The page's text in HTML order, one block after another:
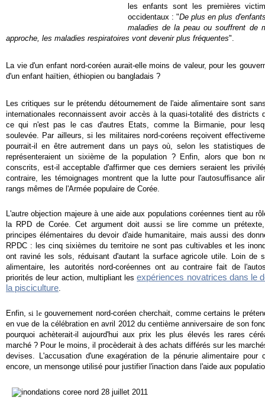
les enfants sont les premières
occidentaux : "De plus en plus
maladies de la peau ou souffrent de
approche, les maladies respiratoires vont devenir plus fréquentes".
La vie d'un enfant nord-coréen aurait-elle moins de valeur, pour les
d'un enfant haïtien, éthiopien ou bangladais ?
Les critiques sur le prétendu détournement de l'aide alimentaire sont
internationales reconnaissent avoir accès à la quasi-totalité des districts
ce qui n'est pas le cas d'autres Etats, comme la Birmanie, pour
soulevée. Par ailleurs, si les militaires nord-coréens reçoivent
pourrait-il en être autrement dans un pays où, selon les statistiques
représenteraient un sixième de la population ? Enfin, alors que bon
conscrits, est-il acceptable d'affirmer que ces derniers seraient les
contraire, les témoignages montrent que la lutte pour l'autosuffisance
rangs mêmes de l'Armée populaire de Corée.
L'autre objection majeure à une aide aux populations coréennes tientau
la RPD de Corée. Cet argument doit aussi se lire comme un
principes élémentaires du devoir d'aide humanitaire, mais aussi des
RPDC : les cinq sixièmes du territoire ne sont pas cultivables et les
ont raviné les sols, réduisant d'autant la surface agricole utile. Loin de
alimentaire, les autorités nord-coréennes ont au contraire fait de
priorités de leur action, multipliant lesexpériences novatrices dans le
la pisciculture.
Enfin, si le gouvernement nord-coréen cherchait, comme certains le
en vue de la célébration en avril 2012 du centième anniversaire de son
pourquoi achèterait-il aujourd'hui aux prix les plus élevés les rares
marché ? Pour le moins, il procèderait à des achats différés sur les
devises. L'accusation d'une exagération de la pénurie alimentaire
encore, un mensonge utilisé pour justifier l'inaction dans l'aide aux